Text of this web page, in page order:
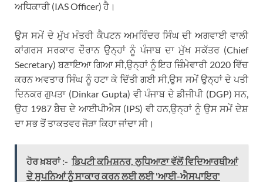
ਅਧਿਕਾਰੀ (IAS Officer) ਹੈ।
ਉਸ ਸਮੇਂ ਦੇ ਮੁੱਖ ਮੰਤਰੀ ਕੈਪਟਨ ਅਮਰਿੰਦਰ ਸਿੰਘ ਦੀ ਅਗਵਾਈ ਵਾਲੀ
ਕਾਂਗਰਸ ਸਰਕਾਰ ਦੌਰਾਨ ਉਨ੍ਹਾਂ ਨੂੰ ਪੰਜਾਬ ਦਾ ਮੁੱਖ ਸਕੱਤਰ (Chief
Secretary) ਬਣਾਇਆ ਗਿਆ ਸੀ,ਉਨ੍ਹਾਂ ਨੂੰ ਇਹ ਜ਼ਿੰਮੇਵਾਰੀ 2020 ਵਿੱਚ
ਕਰਨ ਅਵਤਾਰ ਸਿੰਘ ਨੂੰ ਹਟਾ ਕੇ ਦਿੱਤੀ ਗਈ ਸੀ,ਉਸ ਸਮੇਂ ਉਨ੍ਹਾਂ ਦੇ ਪਤੀ
ਦਿਨਕਰ ਗੁਪਤਾ (Dinkar Gupta) ਵੀ ਪੰਜਾਬ ਦੇ ਡੀਜੀਪੀ (DGP) ਸਨ,
ਉਹ 1987 ਬੈਚ ਦੇ ਆਈਪੀਐਸ (IPS) ਵੀ ਹਨ,ਉਨ੍ਹਾਂ ਨੂੰ ਉਸ ਸਮੇਂ ਦੇਸ਼
ਦਾ ਸਭ ਤੋਂ ਤਾਕਤਵਰ ਜੋੜਾ ਕਿਹਾ ਜਾਂਦਾ ਸੀ।
ਹੋਰ ਖ਼ਬਰਾਂ :- ਡਿਪਟੀ ਕਮਿਸ਼ਨਰ, ਲੁਧਿਆਣਾ ਵੱਲੋਂ ਵਿਦਿਆਰਥੀਆਂ
ਦੇ ਸੁਪਨਿਆਂ ਨੂੰ ਸਾਕਾਰ ਕਰਨ ਲਈ ਲਈ 'ਆਈ-ਐਸਪਾਇਰ'